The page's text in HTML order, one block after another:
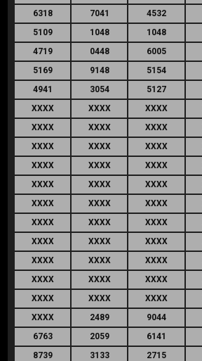
6318
7041 4532
5109
1048 1048
4719
0448 6005
5169
9148 5154
4941
3054 5127
XXXX
XXXX XXXX
XXXX
XXXX XXXX
XXXX
XXXX XXXX
XXXX
XXXX XXXX
XXXX
XXXX XXXX
XXXX
XXXX XXXX
XXXX
XXXX XXXX
XXXX
XXXX XXXX
XXXX
XXXX XXXX
XXXX
XXXX XXXX
XXXX
XXXX XXXX
XXXX
2489 9044
6763
2059 6141
8739
3133 2715